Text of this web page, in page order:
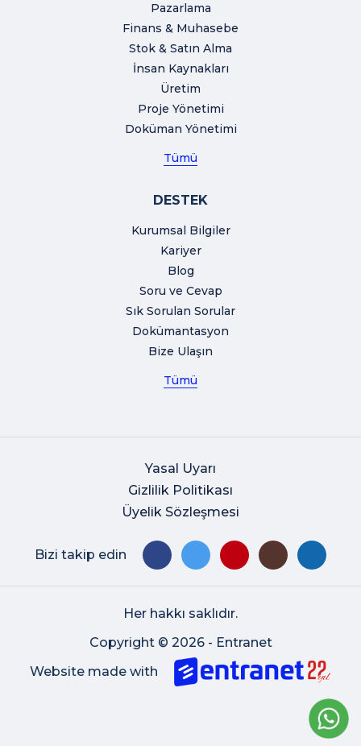
Pazarlama
Finans & Muhasebe
Stok & Satın Alma
İnsan Kaynakları
Üretim
Proje Yönetimi
Doküman Yönetimi
Tümü
DESTEK
Kurumsal Bilgiler
Kariyer
Blog
Soru ve Cevap
Sık Sorulan Sorular
Dokümantasyon
Bize Ulaşın
Tümü
Yasal Uyarı
Gizlilik Politikası
Üyelik Sözleşmesi
Bizi takip edin
Her hakkı saklıdır.
Copyright © 2026 - Entranet
Website made with